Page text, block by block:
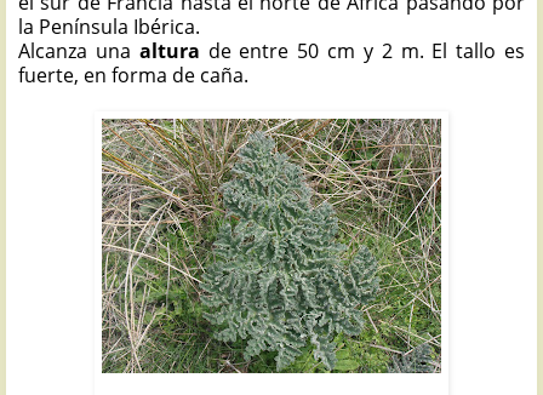
la Península Ibérica.
Alcanza una altura de entre 50 cm y 2 m. El tallo es
fuerte, en forma de caña.